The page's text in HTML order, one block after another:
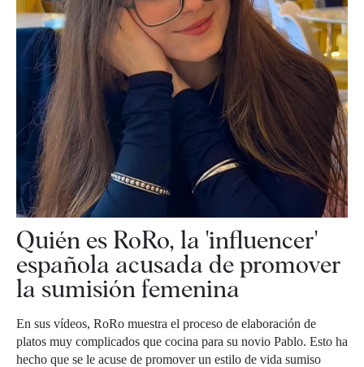
Quién es RoRo, la 'influencer'
española acusada de promover
la sumisión femenina
En sus vídeos, RoRo muestra el proceso de elaboración de
platos muy complicados que cocina para su novio Pablo. Esto ha
hecho que se le acuse de promover un estilo de vida sumiso